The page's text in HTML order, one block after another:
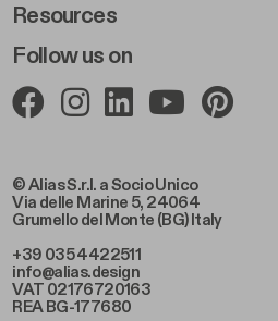
© Alias S.r.l. a Socio Unico
Via delle Marine 5, 24064
Grumello del Monte (BG) Italy
+39 035 4422511
info@alias.design
VAT 02176720163
REA BG-177680
Follow us on
Resources